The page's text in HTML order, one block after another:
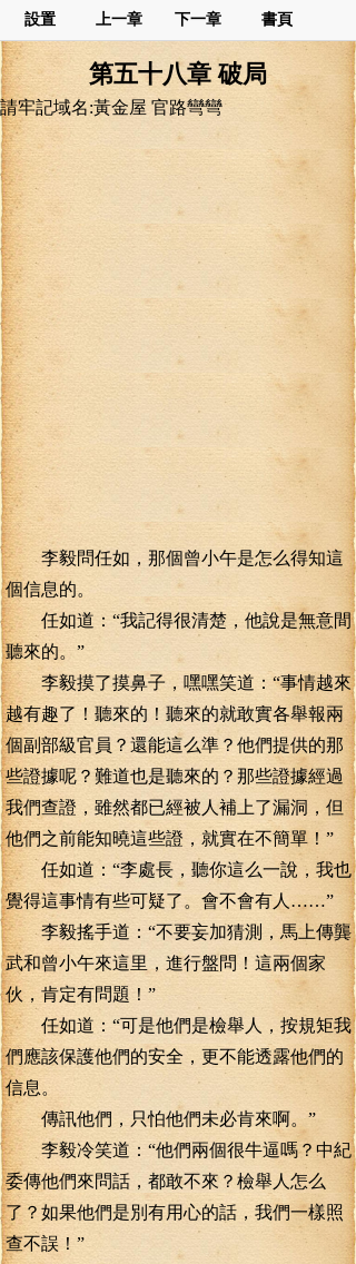
設置 上一章 下一章 書頁
第五十八章 破局
請牢記域名:黃金屋 官路彎彎
李毅問任如，那個曾小午是怎么得知這
個信息的。
任如道：“我記得很清楚，他說是無意間
聽來的。”
李毅摸了摸鼻子，嘿嘿笑道：“事情越來
越有趣了！聽來的！聽來的就敢實各舉報兩
個副部級官員？還能這么準？他們提供的那
些證據呢？難道也是聽來的？那些證據經過
我們查證，雖然都已經被人補上了漏洞，但
他們之前能知曉這些證，就實在不簡單！”
任如道：“李處長，聽你這么一說，我也
覺得這事情有些可疑了。會不會有人……”
李毅搖手道：“不要妄加猜測，馬上傳龔
武和曾小午來這里，進行盤問！這兩個家
伙，肯定有問題！”
任如道：“可是他們是檢舉人，按規矩我
們應該保護他們的安全，更不能透露他們的
信息。
傳訊他們，只怕他們未必肯來啊。”
李毅冷笑道：“他們兩個很牛逼嗎？中紀
委傳他們來問話，都敢不來？檢舉人怎么
了？如果他們是別有用心的話，我們一樣照
查不誤！”